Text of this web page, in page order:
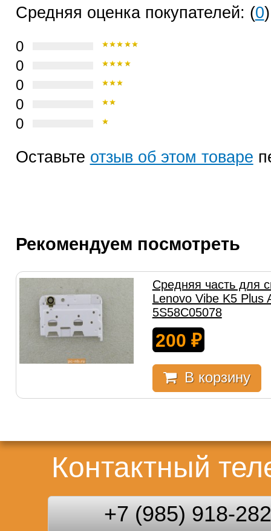
Средняя оценка покупателей: (0)
0
0
0
0
0
Оставьте отзыв об этом товаре
Рекомендуем посмотреть
Средняя часть для
Lenovo Vibe K5 Plus
5S58C05078
200 ₽
В корзину
Контактный
+7 (985) 918-